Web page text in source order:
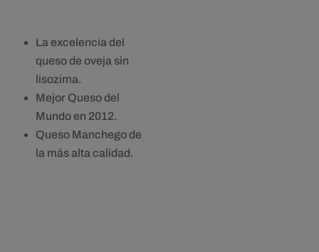
La excelencia del
queso de oveja sin
lisozima.
Mejor Queso del
Mundo en 2012.
Queso Manchego de
la más alta calidad.